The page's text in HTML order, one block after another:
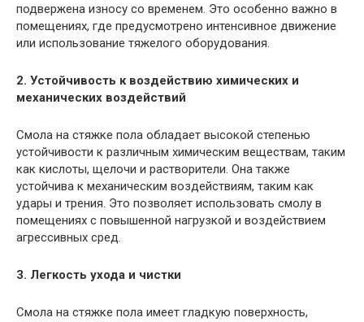
подвержена износу со временем. Это особенно важно в
помещениях, где предусмотрено интенсивное движение
или использование тяжелого оборудования.
2. Устойчивость к воздействию химических и
механических воздействий
Смола на стяжке пола обладает высокой степенью
устойчивости к различным химическим веществам, таким
как кислоты, щелочи и растворители. Она также
устойчива к механическим воздействиям, таким как
удары и трения. Это позволяет использовать смолу в
помещениях с повышенной нагрузкой и воздействием
агрессивных сред.
3. Легкость ухода и чистки
Смола на стяжке пола имеет гладкую поверхность,